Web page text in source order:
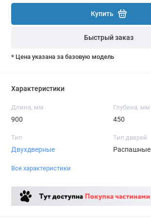
Купить
Быстрый заказ
* Цена указана за базовую модель
Характеристики
Длина, мм
900
Глубина, мм
450
Тип
Двухдверные
Тип дверей
Распашные
Все характеристики